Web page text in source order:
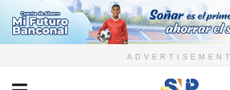
ADVERTISEMENT